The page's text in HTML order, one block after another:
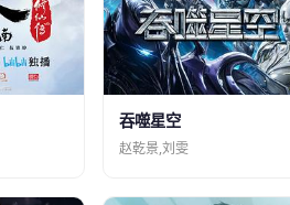
吞噬星空
赵乾景,刘雯